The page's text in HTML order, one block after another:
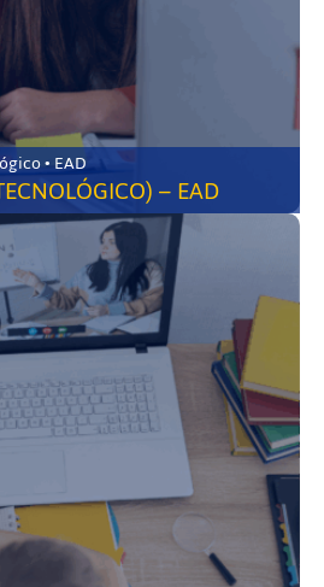
Divinópolis-MG • Tecnológico • EAD
– EAD